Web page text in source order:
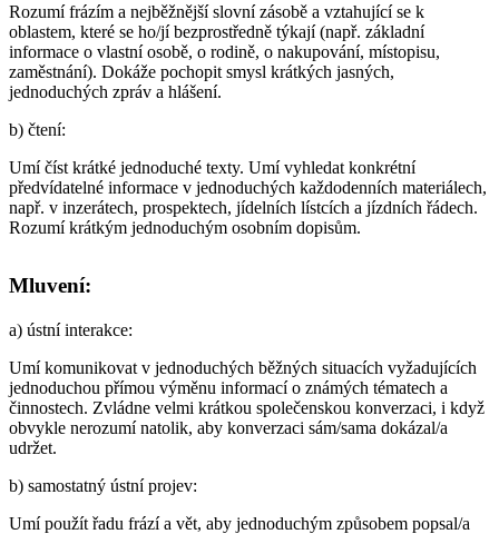
Rozumí frázím a nejběžnější slovní zásobě a vztahující se k
oblastem, které se ho/jí bezprostředně týkají (např. základní
informace o vlastní osobě, o rodině, o nakupování, místopisu,
zaměstnání). Dokáže pochopit smysl krátkých jasných,
jednoduchých zpráv a hlášení.
b) čtení:
Umí číst krátké jednoduché texty. Umí vyhledat konkrétní
předvídatelné informace v jednoduchých každodenních materiálech,
např. v inzerátech, prospektech, jídelních lístcích a jízdních řádech.
Rozumí krátkým jednoduchým osobním dopisům.
Mluvení:
a) ústní interakce:
Umí komunikovat v jednoduchých běžných situacích vyžadujících
jednoduchou přímou výměnu informací o známých tématech a
činnostech. Zvládne velmi krátkou společenskou konverzaci, i když
obvykle nerozumí natolik, aby konverzaci sám/sama dokázal/a
udržet.
b) samostatný ústní projev:
Umí použít řadu frází a vět, aby jednoduchým způsobem popsal/a